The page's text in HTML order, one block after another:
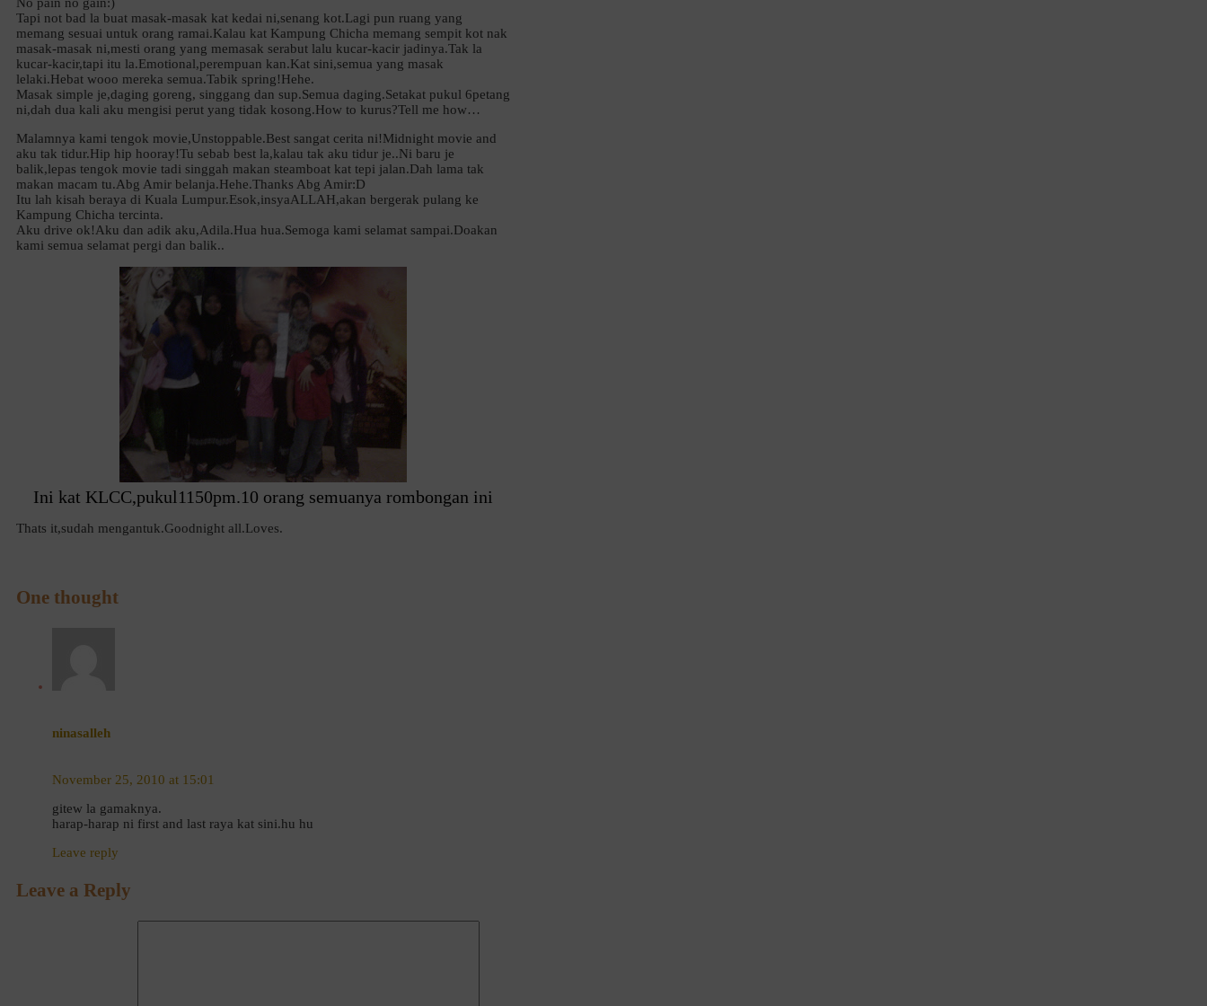
Tapi not bad la buat masak-masak kat kedai ni,senang kot.Lagi pun ruang yang
memang sesuai untuk orang ramai.Kalau kat Kampung Chicha memang sempit kot nak
masak-masak ni,mesti orang yang memasak serabut lalu kucar-kacir jadinya.Tak la
kucar-kacir,tapi itu la.Emotional,perempuan kan.Kat sini,semua yang masak
lelaki.Hebat wooo mereka semua.Tabik spring!Hehe.
Masak simple je,daging goreng, singgang dan sup.Semua daging.Setakat pukul 6petang
ni,dah dua kali aku mengisi perut yang tidak kosong.How to kurus?Tell me how…
Malamnya kami tengok movie,Unstoppable.Best sangat cerita ni!Midnight movie and
aku tak tidur.Hip hip hooray!Tu sebab best la,kalau tak aku tidur je..Ni baru je
balik,lepas tengok movie tadi singgah makan steamboat kat tepi jalan.Dah lama tak
makan macam tu.Abg Amir belanja.Hehe.Thanks Abg Amir:D
Itu lah kisah beraya di Kuala Lumpur.Esok,insyaALLAH,akan bergerak pulang ke
Kampung Chicha tercinta.
Aku drive ok!Aku dan adik aku,Adila.Hua hua.Semoga kami selamat sampai.Doakan
kami semua selamat pergi dan balik..
Ini kat KLCC,pukul1150pm.10 orang semuanya rombongan ini
Thats it,sudah mengantuk.Goodnight all.Loves.
One thought
ninasalleh
November 25, 2010 at 15:01
gitew la gamaknya.
harap-harap ni first and last raya kat sini.hu hu
Leave reply
Leave a Reply